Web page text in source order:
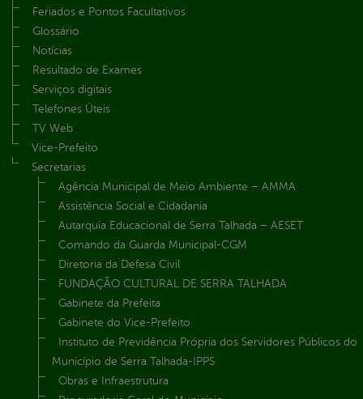
Feriados e Pontos Facultativos
Glossário
Notícias
Resultado de Exames
Serviços digitais
Telefones Úteis
TV Web
Vice-Prefeito
Secretarias
Agência Municipal de Meio Ambiente – AMMA
Assistência Social e Cidadania
Autarquia Educacional de Serra Talhada – AESET
Comando da Guarda Municipal-CGM
Diretoria da Defesa Civil
FUNDAÇÃO CULTURAL DE SERRA TALHADA
Gabinete da Prefeita
Gabinete do Vice-Prefeito
Instituto de Previdência Própria dos Servidores Públicos do
Município de Serra Talhada-IPPS
Obras e Infraestrutura